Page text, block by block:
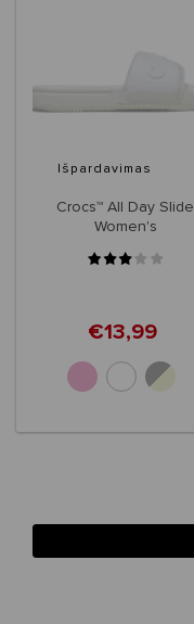
Išpardavimas
Crocs™ All Day Slide
Women's
€13,99